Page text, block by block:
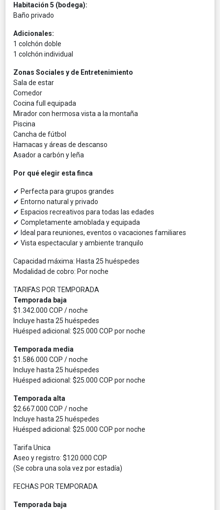
Habitación 5 (bodega):
Baño privado
Adicionales:
1 colchón doble
1 colchón individual
Zonas Sociales y de Entretenimiento
Sala de estar
Comedor
Cocina full equipada
Mirador con hermosa vista a la montaña
Piscina
Cancha de fútbol
Hamacas y áreas de descanso
Asador a carbón y leña
Por qué elegir esta finca
✔ Perfecta para grupos grandes
✔ Entorno natural y privado
✔ Espacios recreativos para todas las edades
✔ Completamente amoblada y equipada
✔ Ideal para reuniones, eventos o vacaciones familiares
✔ Vista espectacular y ambiente tranquilo
Capacidad máxima: Hasta 25 huéspedes
Modalidad de cobro: Por noche
TARIFAS POR TEMPORADA
Temporada baja
$1.342.000 COP / noche
Incluye hasta 25 huéspedes
Huésped adicional: $25.000 COP por noche
Temporada media
$1.586.000 COP / noche
Incluye hasta 25 huéspedes
Huésped adicional: $25.000 COP por noche
Temporada alta
$2.667.000 COP / noche
Incluye hasta 25 huéspedes
Huésped adicional: $25.000 COP por noche
Tarifa Unica
Aseo y registro: $120.000 COP
(Se cobra una sola vez por estadía)
FECHAS POR TEMPORADA
Temporada baja